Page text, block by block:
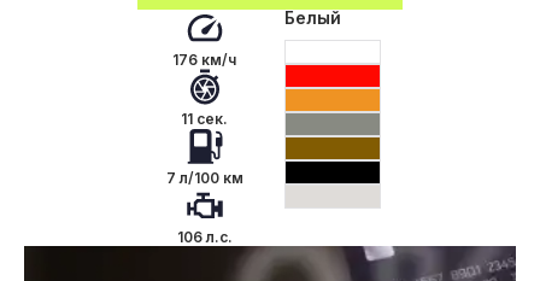
176 км/ч
11 сек.
7 л/100 км
106 л.с.
Белый